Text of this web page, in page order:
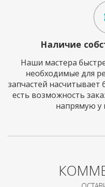
Наличие
Наши мастера
необходимые для
запчастей
есть возможность
напрямую у